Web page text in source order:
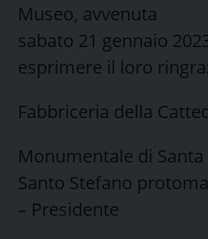
Museo, avvenuta
sabato 21 gennaio
esprimere il loro
Fabbriceria della
Monumentale di
Santo Stefano
– Presidente